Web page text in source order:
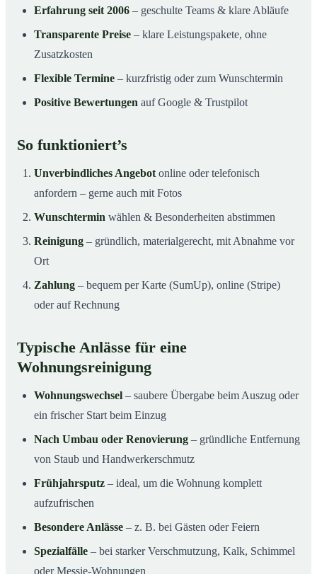
Erfahrung seit 2006 – geschulte Teams & klare Abläufe
Transparente Preise – klare Leistungspakete, ohne
Zusatzkosten
Flexible Termine – kurzfristig oder zum Wunschtermin
Positive Bewertungen auf Google & Trustpilot
So funktioniert’s
Unverbindliches Angebot online oder telefonisch
anfordern – gerne auch mit Fotos
Wunschtermin wählen & Besonderheiten abstimmen
Reinigung – gründlich, materialgerecht, mit Abnahme vor
Ort
Zahlung – bequem per Karte (SumUp), online (Stripe)
oder auf Rechnung
Typische Anlässe für eine
Wohnungsreinigung
Wohnungswechsel – saubere Übergabe beim Auszug oder
ein frischer Start beim Einzug
Nach Umbau oder Renovierung – gründliche Entfernung
von Staub und Handwerkerschmutz
Frühjahrsputz – ideal, um die Wohnung komplett
aufzufrischen
Besondere Anlässe – z. B. bei Gästen oder Feiern
Spezialfälle – bei starker Verschmutzung, Kalk, Schimmel
oder Messie-Wohnungen